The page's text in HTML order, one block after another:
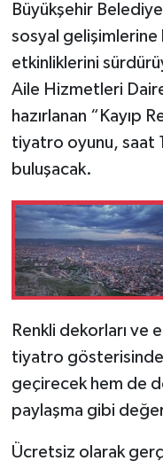
Büyükşehir
sosyal gelişimlerine
etkinliklerini
Aile Hizmetleri
hazırlanan “Kayıp
tiyatro oyunu, saat
buluşacak.
Renkli dekorları ve
tiyatro
geçirecek hem de
paylaşma gibi
Ücretsiz olarak